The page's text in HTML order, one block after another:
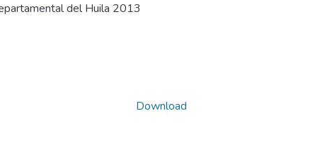
del Huila 2013
Download